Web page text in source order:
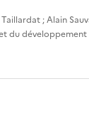
;Alain
du